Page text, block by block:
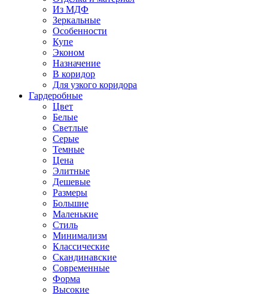
Из МДФ
Зеркальные
Особенности
Купе
Эконом
Назначение
В коридор
Для узкого коридора
Гардеробные
Цвет
Белые
Светлые
Серые
Темные
Цена
Элитные
Дешевые
Размеры
Большие
Маленькие
Стиль
Минимализм
Классические
Скандинавские
Современные
Форма
Высокие